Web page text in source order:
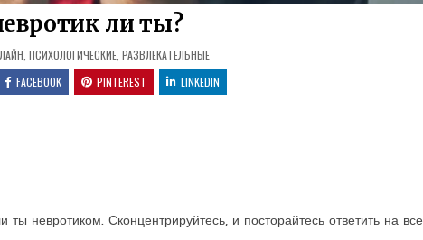
ли ты?
ПСИХОЛОГИЧЕСКИЕ, РАЗВЛЕКАТЕЛЬНЫЕ
FACEBOOK
PINTEREST LINKEDIN
невротиком. Сконцентрируйтесь, и посторайтесь ответить на все